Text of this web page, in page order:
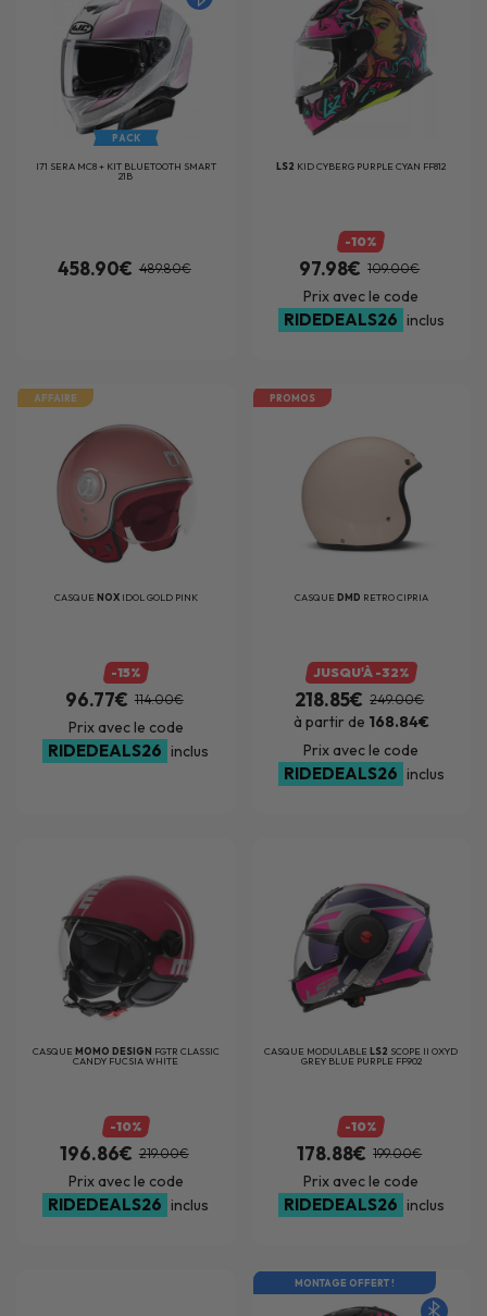
PACK
I71 SERA MC8 + KIT BLUETOOTH SMART
21B
458.90€ 489.80€
LS2 KID CYBERG PURPLE CYAN FF812
-10%
97.98€ 109.00€
Prix avec le code
RIDEDEALS26 inclus
AFFAIRE
CASQUE NOX IDOL GOLD PINK
-15%
96.77€ 114.00€
Prix avec le code
RIDEDEALS26 inclus
PROMOS
CASQUE DMD RETRO CIPRIA
JUSQU'À -32%
218.85€ 249.00€
à partir de 168.84€
Prix avec le code
RIDEDEALS26 inclus
CASQUE MOMO DESIGN FGTR CLASSIC
CANDY FUCSIA WHITE
-10%
196.86€ 219.00€
Prix avec le code
RIDEDEALS26 inclus
CASQUE MODULABLELS2 SCOPE II OXYD
GREY BLUE PURPLE FF902
-10%
178.88€ 199.00€
Prix avec le code
RIDEDEALS26 inclus
MONTAGE OFFERT !